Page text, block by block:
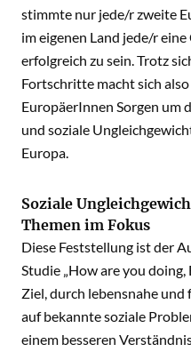
stimmte nur jede/r zweite
im eigenen Land jede/r eine
erfolgreich zu sein. Trotz
Fortschritte macht sich
EuropäerInnen Sorgen um
und soziale
Europa.
Soziale
Themen im Fokus
Diese Feststellung ist der
Studie „How are you doing,
Ziel, durch lebensnahe
auf bekannte soziale
einem besseren